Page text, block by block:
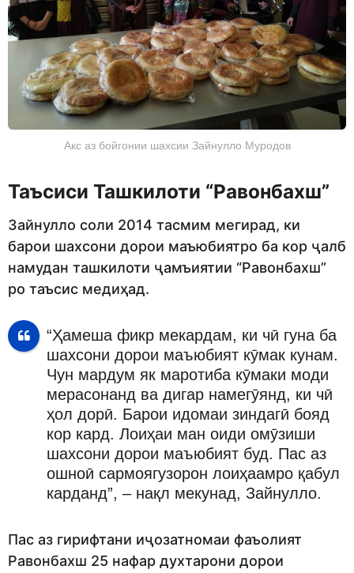
Акс аз бойгонии шахсии Зайнулло Муродов
Таъсиси Ташкилоти “Равонбахш”
Зайнулло соли 2014 тасмим мегирад, ки
барои шахсони дорои маъюбиятро ба кор ҷалб
намудан ташкилоти ҷамъиятии “Равонбахш”
ро таъсис медиҳад.
“Ҳамеша фикр мекардам, ки чӣ гуна ба
шахсони дорои маъюбият кӯмак кунам.
Чун мардум як маротиба кӯмаки моди
мерасонанд ва дигар намегӯянд, ки чӣ
ҳол дорӣ. Барои идомаи зиндагӣ бояд
кор кард. Лоиҳаи ман оиди омӯзиши
шахсони дорои маъюбият буд. Пас аз
ошноӣ сармоягузорон лоиҳаамро қабул
карданд”, – нақл мекунад, Зайнулло.
Пас аз гирифтани иҷозатномаи фаъолият
Равонбахш 25 нафар духтарони дорои